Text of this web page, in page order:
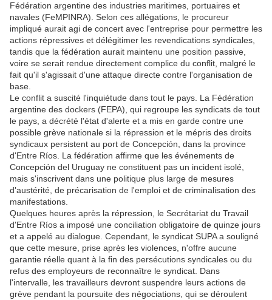
Fédération argentine des industries maritimes, portuaires et
navales (FeMPINRA). Selon ces allégations, le procureur
impliqué aurait agi de concert avec l'entreprise pour permettre les
actions répressives et délégitimer les revendications syndicales,
tandis que la fédération aurait maintenu une position passive,
voire se serait rendue directement complice du conflit, malgré le
fait qu'il s'agissait d'une attaque directe contre l'organisation de
base.
Le conflit a suscité l'inquiétude dans tout le pays. La Fédération
argentine des dockers (FEPA), qui regroupe les syndicats de tout
le pays, a décrété l'état d'alerte et a mis en garde contre une
possible grève nationale si la répression et le mépris des droits
syndicaux persistent au port de Concepción, dans la province
d'Entre Ríos. La fédération affirme que les événements de
Concepción del Uruguay ne constituent pas un incident isolé,
mais s'inscrivent dans une politique plus large de mesures
d'austérité, de précarisation de l'emploi et de criminalisation des
manifestations.
Quelques heures après la répression, le Secrétariat du Travail
d'Entre Ríos a imposé une conciliation obligatoire de quinze jours
et a appelé au dialogue. Cependant, le syndicat SUPA a souligné
que cette mesure, prise après les violences, n'offre aucune
garantie réelle quant à la fin des persécutions syndicales ou du
refus des employeurs de reconnaître le syndicat. Dans
l'intervalle, les travailleurs devront suspendre leurs actions de
grève pendant la poursuite des négociations, qui se déroulent